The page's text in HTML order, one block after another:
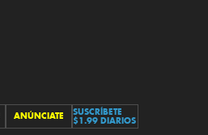
ANÚNCIATE
SUSCRÍBETE
$1.99 DIARIOS